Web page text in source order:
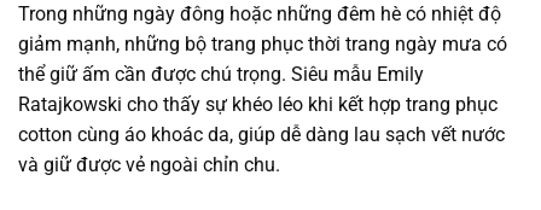
Trong những ngày đông hoặc những đêm hè có nhiệt độ
giảm mạnh, những bộ trang phục thời trang ngày mưa có
thể giữ ấm cần được chú trọng. Siêu mẫu Emily
Ratajkowski cho thấy sự khéo léo khi kết hợp trang phục
cotton cùng áo khoác da, giúp dễ dàng lau sạch vết nước
và giữ được vẻ ngoài chỉn chu.